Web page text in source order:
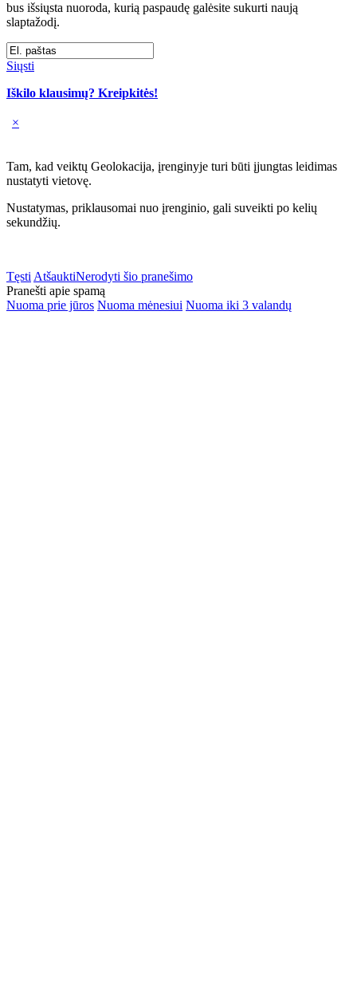
bus išsiųsta nuoroda, kurią paspaudę galėsite sukurti naują
slaptažodį.
Siųsti
Iškilo klausimų? Kreipkitės!
×
Tam, kad veiktų Geolokacija, įrenginyje turi būti įjungtas leidimas
nustatyti vietovę.
Nustatymas, priklausomai nuo įrenginio, gali suveikti po kelių
sekundžių.
Tęsti AtšauktiNerodyti šio pranešimo
Pranešti apie spamą
Nuoma prie jūros Nuoma mėnesiui Nuoma iki 3 valandų